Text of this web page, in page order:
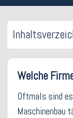
Welche
Oftmals sind
Maschinenbau